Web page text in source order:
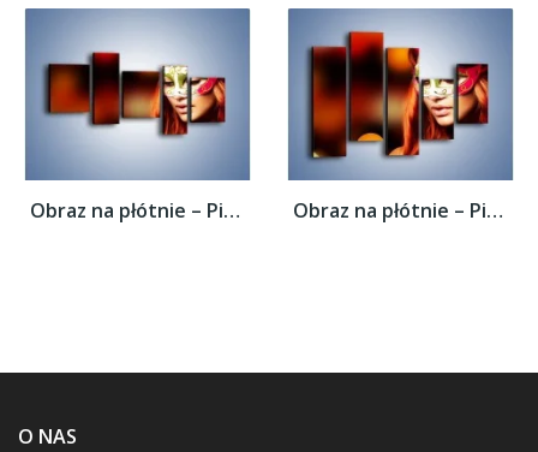
Obraz na płótnie – Piękna kobieta w masce... Obraz na płótnie – Piękna kobieta w masce...
O NAS